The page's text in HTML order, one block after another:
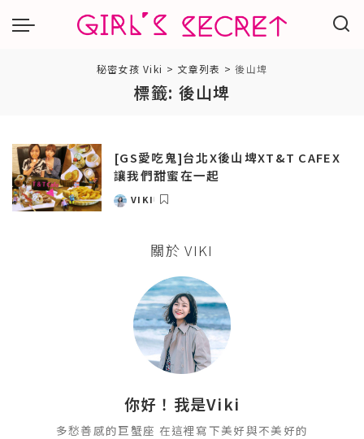
秘密女孩 Viki > 文章列表 >後山埤
標籤: 後山埤
[GS愛吃鬼]台北X後山埤XT&T CAFEX
讓我們甜蜜在一起
POSTED
VIKI
關於 VIKI
你好！我是Viki
多愁善感的巨蟹座 在這裡寫下美好與不美好的